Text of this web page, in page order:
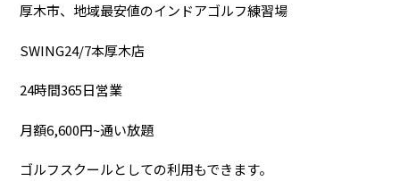
厚木市、地域最安値のインドアゴルフ練習場
SWING24/7本厚木店
24時間365日営業
月額6,600円~通い放題
ゴルフスクールとしての利用もできます。